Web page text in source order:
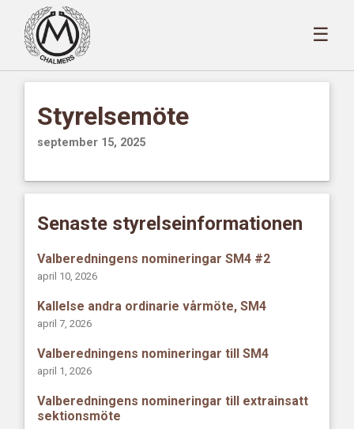
☰
Styrelsemöte
september 15, 2025
Senaste styrelseinformationen
Valberedningens nomineringar SM4 #2
april 10, 2026
Kallelse andra ordinarie vårmöte, SM4
april 7, 2026
Valberedningens nomineringar till SM4
april 1, 2026
Valberedningens nomineringar till extrainsatt
sektionsmöte